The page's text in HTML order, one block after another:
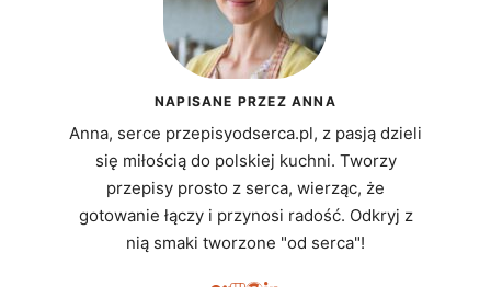
NAPISANE PRZEZ ANNA
Anna, serce przepisyodserca.pl, z pasją dzieli
się miłością do polskiej kuchni. Tworzy
przepisy prosto z serca, wierząc, że
gotowanie łączy i przynosi radość. Odkryj z
nią smaki tworzone "od serca"!